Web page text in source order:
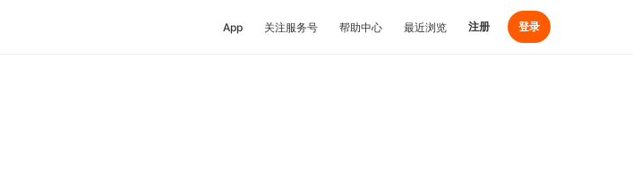
App 关注服务号 帮助中心 最近浏览 注册 登录